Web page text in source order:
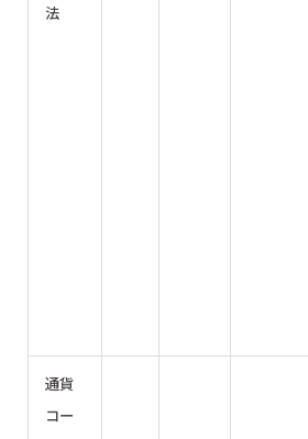
法
通貨
コー